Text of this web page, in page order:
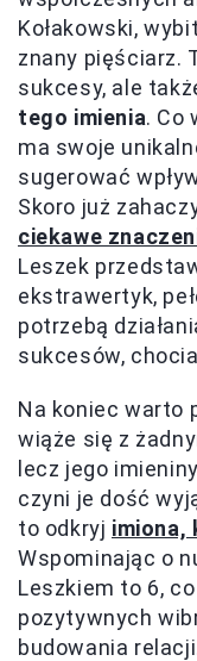
Kołakowski,
znany pięściarz.
sukcesy, ale
tego imienia. Co
ma swoje
sugerować
Skoro już
ciekawe
Leszek
ekstrawertyk,
potrzebą
sukcesów,
Na koniec warto
wiąże się z
lecz jego
czyni je dość
to odkryj imiona,
Wspominając o
Leszkiem to 6,
pozytywnych
budowania